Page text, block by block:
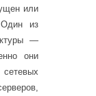
или
Один из
—
они